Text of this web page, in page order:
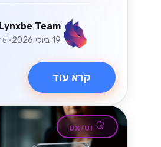
Lynxbe Team
19 ביולי 2026 • 5 דק׳ קריאה
קרא עוד
UX/UI